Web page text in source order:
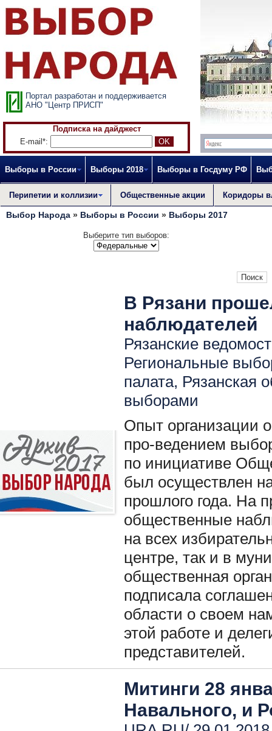
Портал разработан и поддерживается
АНО "Центр ПРИСП"
Подписка на дайджест
E-mail*:
Выборы в России Выборы 2018 Выборы в Госдуму РФ
Перипетии и коллизии Общественные акции Коридоры
Выбор Народа » Выборы в России » Выборы 2017
Выберите тип выборов:
В Рязани
наблюдателей
Рязанские
Региональные
палата, Рязанская
выборами
Опыт организации
про-ведением
по инициативе
был осуществлен
прошлого года. На
общественные
на всех
центре, так и в
общественная
подписала
области о своем
этой работе и
представителей.
Митинги 28
Навального, и